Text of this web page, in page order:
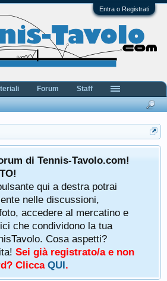
Entra o Registrati
di Tennis-Tavolo.com!
qui a destra potrai
nelle discussioni,
accedere al mercatino e
che condividono la tua
Cosa aspetti?
Sei già registrato/a e non
Clicca QUI.
Forum Staff